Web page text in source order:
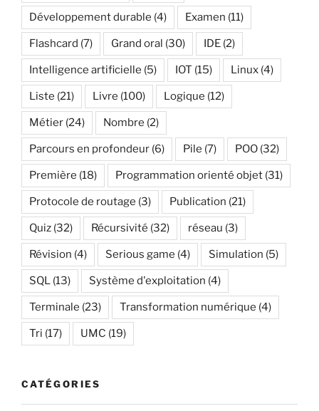
Développement durable (4) Examen (11)
Flashcard (7) Grand oral (30) IDE (2)
Intelligence artificielle (5) IOT (15) Linux (4)
Liste (21) Livre (100) Logique (12)
Métier (24) Nombre (2)
Parcours en profondeur (6) Pile (7) POO (32)
Première (18) Programmation orienté objet (31)
Protocole de routage (3) Publication (21)
Quiz (32) Récursivité (32) réseau (3)
Révision (4) Serious game (4) Simulation (5)
SQL (13) Système d'exploitation (4)
Terminale (23) Transformation numérique (4)
Tri (17) UMC (19)
CATÉGORIES